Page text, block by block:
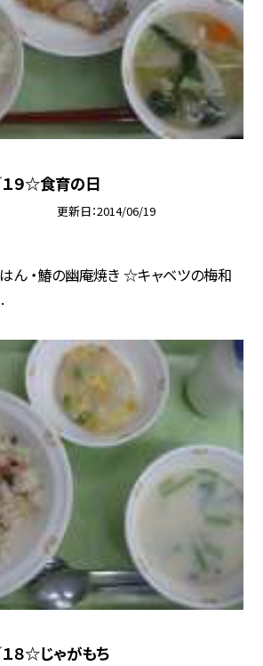
９☆食育の日
更新日 2014/06/19
はん ・鰆の幽庵焼き ☆キャベツの梅和
８☆じゃがもち